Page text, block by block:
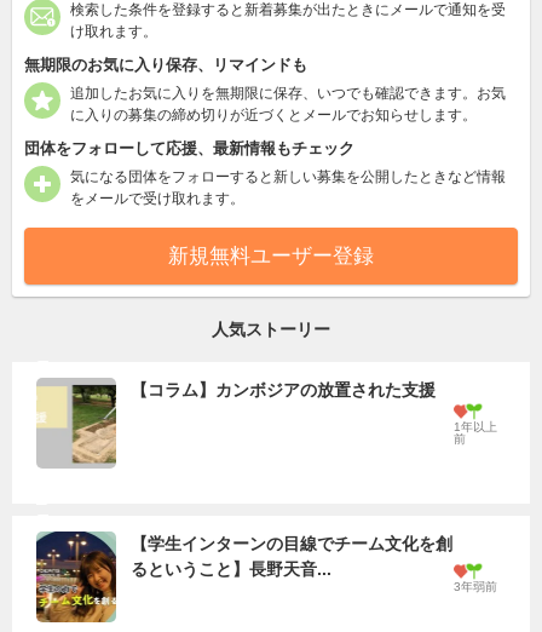
検索した条件を登録すると新着募集が出たときにメールで通知を受
け取れます。
無期限のお気に入り保存、リマインドも
追加したお気に入りを無期限に保存、いつでも確認できます。お気
に入りの募集の締め切りが近づくとメールでお知らせします。
団体をフォローして応援、最新情報もチェック
気になる団体をフォローすると新しい募集を公開したときなど情報
をメールで受け取れます。
新規無料ユーザー登録
人気ストーリー
【コラム】カンボジアの放置された支援
1年以上
前
【学生インターンの目線でチーム文化を創
るということ】長野天音...
3年弱前